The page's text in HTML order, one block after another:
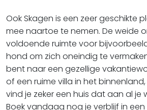
​​​​​​​Ook Skagen is een zeer geschikte
mee naartoe te nemen. De weide
voldoende ruimte voor
hond om zich oneindig te
bent naar een gezellige
of een ruime villa in het
vind je zeker een huis dat aan al je
Boek vandaag nog je verblijf in